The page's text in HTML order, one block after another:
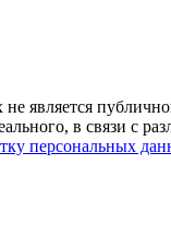
является
в связи с
персональных